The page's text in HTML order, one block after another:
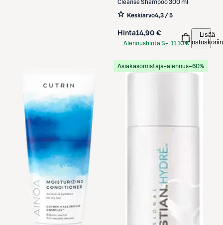
Cleanse Shampoo 300 ml
Keskiarvo4,3 / 5
Hinta14,90 €
Alennushinta S- 11,10 €
Lisää
ostoskoriin
Asiakasomistaja-alennus−60%